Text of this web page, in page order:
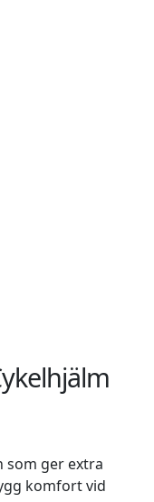
som ger extra
komfort vid